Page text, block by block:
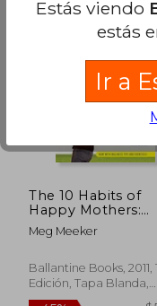
40%
dcto.
The 10 Habits of
Happy Mothers:
Reclaiming our
Passion, Purpose,
Meg Meeker
Ballantine Books, 2011, 1
Edición, Tapa Blanda,
Nuevo
Estás viendo
estás
Ir a